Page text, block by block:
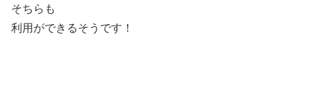
そちらも
利用ができるそうです！